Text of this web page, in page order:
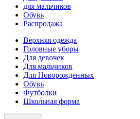
для мальчиков
Обувь
Распродажа
Верхняя одежда
Головные уборы
Для девочек
Для мальчиков
Для Новорожденных
Обувь
Футболки
Школьная форма